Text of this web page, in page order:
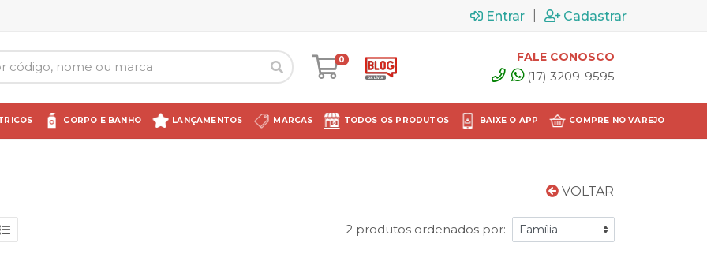
Entrar Cadastrar
0 FALE CONOSCO
(17) 3209-9595
CORPO E BANHO LANÇAMENTOS MARCAS TODOS OS PRODUTOS BAIXE O APP COMPRE NO VAREJO
VOLTAR
2 produtos ordenados por: